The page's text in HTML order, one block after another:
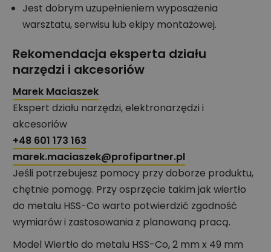
Jest dobrym uzupełnieniem wyposażenia
warsztatu, serwisu lub ekipy montażowej.
Rekomendacja eksperta działu
narzędzi i akcesoriów
Marek Maciaszek
Ekspert działu narzędzi, elektronarzędzi i
akcesoriów
+48 601 173 163
marek.maciaszek@profipartner.pl
Jeśli potrzebujesz pomocy przy doborze produktu,
chętnie pomogę. Przy osprzęcie takim jak wiertło
do metalu HSS-Co warto potwierdzić zgodność
wymiarów i zastosowania z planowaną pracą.
Model Wiertło do metalu HSS-Co, 2 mm x 49 mm